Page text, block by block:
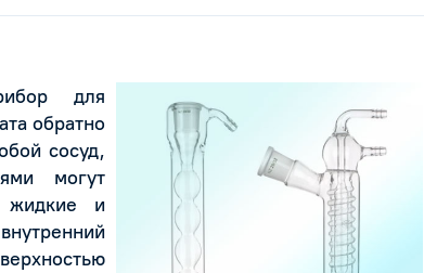
для
обратно
сосуд,
могут
жидкие и